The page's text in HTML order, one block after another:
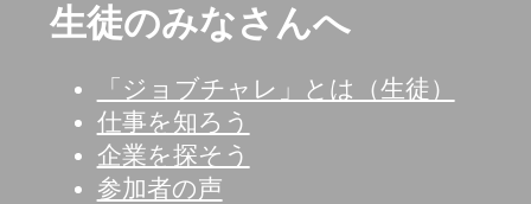
生徒のみなさんへ
「ジョブチャレ」とは（生徒）
仕事を知ろう
企業を探そう
参加者の声